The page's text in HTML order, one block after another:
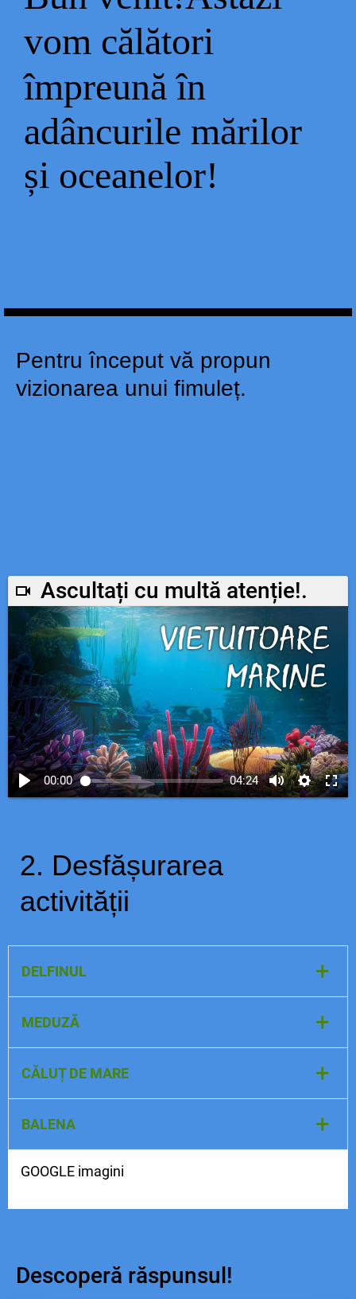
vom călători
împreună în
adâncurile mărilor
și oceanelor!
Pentru început vă propun
vizionarea unui fimuleț.
Ascultați cu multă atenție!.
00:00 04:24
2. Desfășurarea
activității
DELFINUL +
MEDUZĂ +
CĂLUȚ DE MARE +
BALENA +
GOOGLE imagini
Descoperă răspunsul!